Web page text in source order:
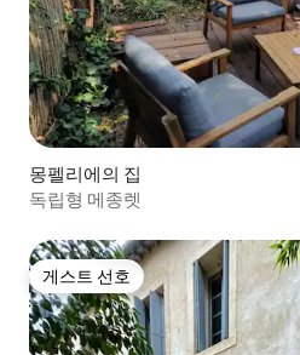
몽펠리에의 집
독립형 메종렛
게스트 선호
게스트 선호